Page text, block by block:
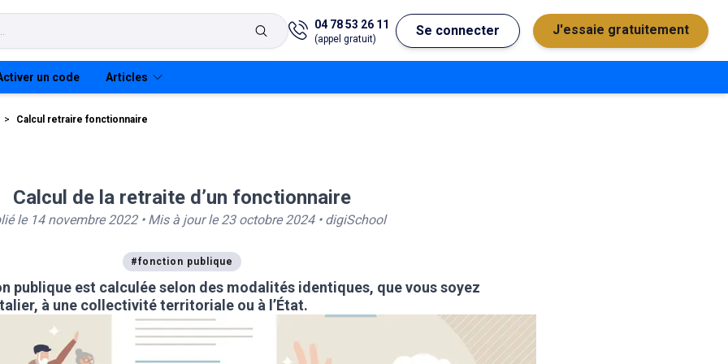
04 78 53 26 11
(appel gratuit)
Se connecter J'essaie gratuitement
adjoint
un code Articles
> Calcul retraire fonctionnaire
Calcul de la retraite d’un fonctionnaire
le 14 novembre 2022• Mis à jour le 23 octobre 2024• digiSchool
#fonction publique
publique est calculée selon des modalités identiques, que vous soyez
à une collectivité territoriale ou à l’État.